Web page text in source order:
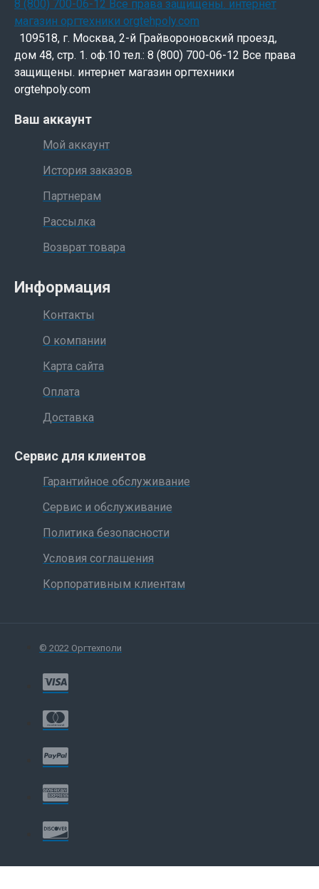
109518, г. Москва, 2-й Грайвороновский проезд,
дом 48, стр. 1. оф.10 тел.: 8 (800) 700-06-12 Все права
защищены. интернет магазин оргтехники
orgtehpoly.com
Ваш аккаунт
Мой аккаунт
История заказов
Партнерам
Рассылка
Возврат товара
Информация
Контакты
О компании
Карта сайта
Оплата
Доставка
Сервис для клиентов
Гарантийное обслуживание
Сервис и обслуживание
Политика безопасности
Условия соглашения
Корпоративным клиентам
© 2022 Оргтехполи